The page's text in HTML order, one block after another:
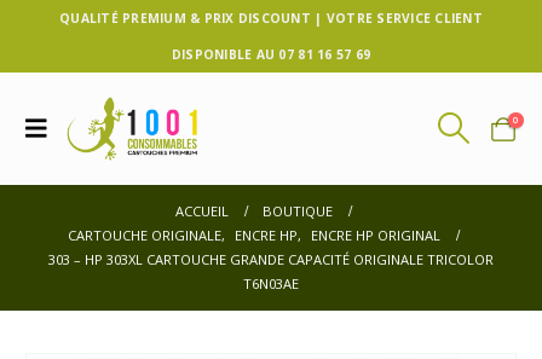
QUALITÉ PREMIUM & PRIX DISCOUNT | VOTRE SERVICE CLIENT
DISPONIBLE AU 07 81 16 57 69
0
ACCUEIL
BOUTIQUE
CARTOUCHE ORIGINALE, ENCRE HP,
ENCRE HP ORIGINAL
303 – HP 303XL CARTOUCHE GRANDE CAPACITÉ ORIGINALE TRICOLOR
T6N03AE